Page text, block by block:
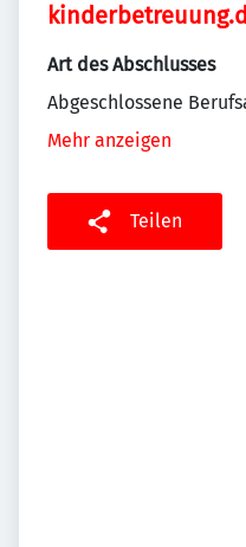
Art des Abschlusses
Abgeschlossene
Mehr anzeigen
Teilen